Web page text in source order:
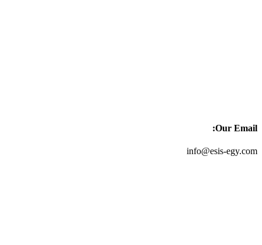
Our Email:
info@esis-egy.com